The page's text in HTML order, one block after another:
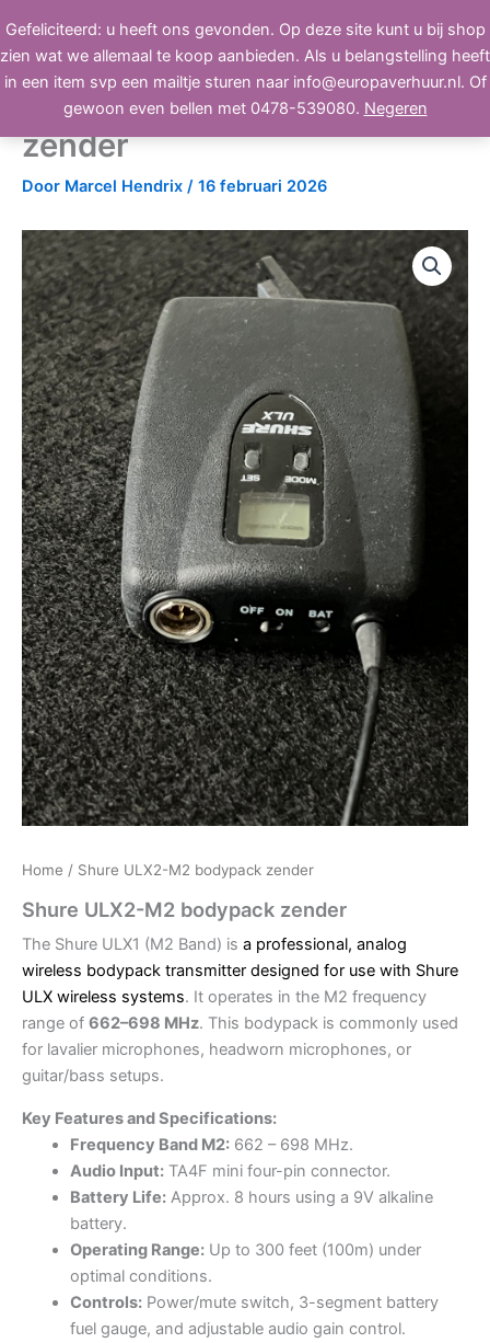
Gefeliciteerd: u heeft ons gevonden. Op deze site kunt u bij shop
zien wat we allemaal te koop aanbieden. Als u belangstelling heeft
in een item svp een mailtje sturen naar info@europaverhuur.nl. Of
gewoon even bellen met 0478-539080. Negeren
naar
de
inhoud
BEELD, GELUID, LICHT
Shure ULX2-M2 bodypack
zender
Door Marcel Hendrix / 16 februari 2026
Home / Shure ULX2-M2 bodypack zender
Shure ULX2-M2 bodypack zender
The Shure ULX1 (M2 Band) is a professional, analog
wireless bodypack transmitter designed for use with Shure
ULX wireless systems. It operates in the M2 frequency
range of 662–698 MHz. This bodypack is commonly used
for lavalier microphones, headworn microphones, or
guitar/bass setups.
Key Features and Specifications:
Frequency Band M2:662 – 698 MHz.
Audio Input:TA4F mini four-pin connector.
Battery Life:Approx. 8 hours using a 9V alkaline
battery.
Operating Range:Up to 300 feet (100m) under
optimal conditions.
Controls:Power/mute switch, 3-segment battery
fuel gauge, and adjustable audio gain control.